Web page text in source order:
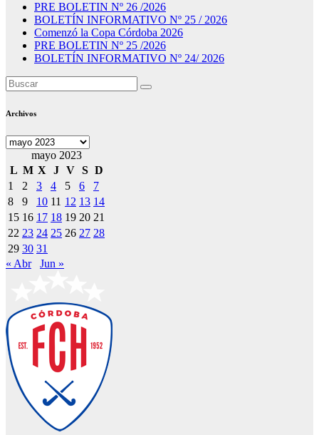
PRE BOLETIN Nº 26 /2026
BOLETÍN INFORMATIVO Nº 25 / 2026
Comenzó la Copa Córdoba 2026
PRE BOLETIN Nº 25 /2026
BOLETÍN INFORMATIVO Nº 24/ 2026
Archivos
Archivos
mayo 2023
L M X J V S D
1
2 3 4 5 6
7
8
9 10 11 12 13 14
15 16 17 18 19 20 21
22 23 24 25 26 27 28
29 30 31
« Abr
Jun »